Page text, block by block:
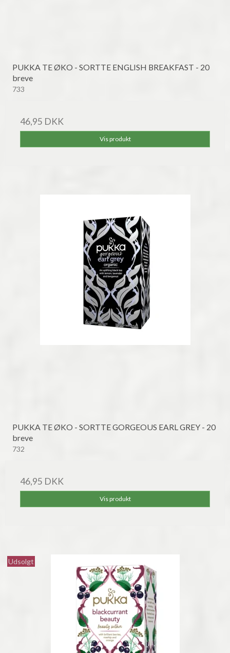
PUKKA TE ØKO - SORTTE ENGLISH BREAKFAST - 20
breve
733
46,95 DKK
Vis produkt
PUKKA TE ØKO - SORTTE GORGEOUS EARL GREY - 20
breve
732
46,95 DKK
Vis produkt
Udsolgt